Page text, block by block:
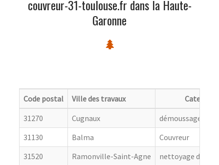
couvreur-31-toulouse.fr dans la Haute-
Garonne
Code postal Ville des travaux
Categorie
31270
Cugnaux
démoussage de
31130
Balma
Couvreur
31520
Ramonville-Saint-Agne
nettoyage de